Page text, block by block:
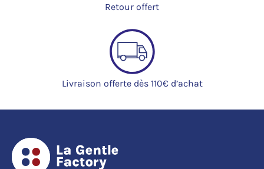
Retour offert
Livraison offerte dès 110€ d’achat